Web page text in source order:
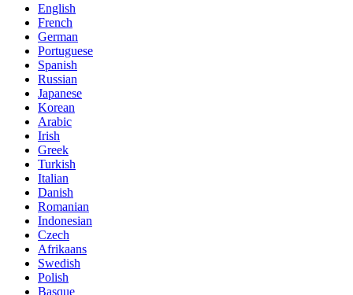
English
French
German
Portuguese
Spanish
Russian
Japanese
Korean
Arabic
Irish
Greek
Turkish
Italian
Danish
Romanian
Indonesian
Czech
Afrikaans
Swedish
Polish
Basque